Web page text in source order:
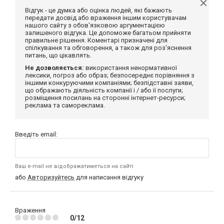
Відгук - це думка або оцінка людей, які бажають
передати досвід або враження іншим користувачам
нашого сайту з обов'язковою аргументацією
залишеного відгука. Це допоможе багатьом прийняти
правильне рішення. Коментарі призначені для
спілкування та обговорення, а також для роз'яснення
питань, що цікавлять.
Не дозволяється: використання ненормативної
лексики, погроз або образ; безпосереднє порівняння з
іншими конкуруючими компаніями; безпідставні заяви,
що ображають діяльність компанії і / або її послуги;
розміщення посилань на сторонні інтернет-ресурси;
реклама та самореклама.
Введіть email:
Ваш e-mail не відображатиметься на сайті
або Авторизуйтесь для написання відгуку
Враження
0/12